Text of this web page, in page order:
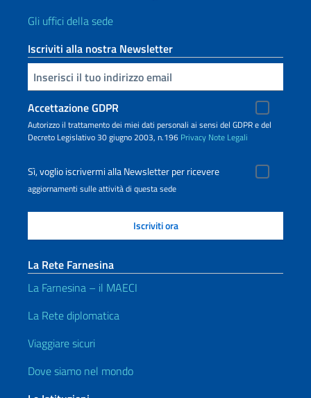
Gli uffici della sede
Iscriviti alla nostra Newsletter
Inserisci la tua email
Accettazione GDPR
Autorizzo il trattamento dei miei dati personali ai sensi del GDPR e del
Decreto Legislativo 30 giugno 2003, n.196 Privacy Note Legali
Sì, voglio iscrivermi alla Newsletter per ricevere
aggiornamenti sulle attività di questa sede
La Rete Farnesina
La Farnesina – il MAECI
La Rete diplomatica
Viaggiare sicuri
Dove siamo nel mondo